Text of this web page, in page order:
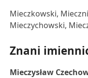
Mieczkowski,
Mieczychowski,
Znani
Mieczysław